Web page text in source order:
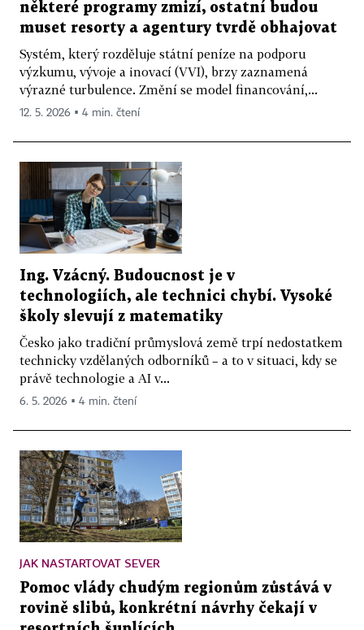
některé programy zmizí, ostatní budou
muset resorty a agentury tvrdě obhajovat
Systém, který rozděluje státní peníze na podporu
výzkumu, vývoje a inovací (VVI), brzy zaznamená
výrazné turbulence. Změní se model financování,...
12. 5. 2026 ▪ 4 min. čtení
Ing. Vzácný. Budoucnost je v
technologiích, ale technici chybí. Vysoké
školy slevují z matematiky
Česko jako tradiční průmyslová země trpí nedostatkem
technicky vzdělaných odborníků – a to v situaci, kdy se
právě technologie a AI v...
6. 5. 2026 ▪ 4 min. čtení
JAK NASTARTOVAT SEVER
Pomoc vlády chudým regionům zůstává v
rovině slibů, konkrétní návrhy čekají v